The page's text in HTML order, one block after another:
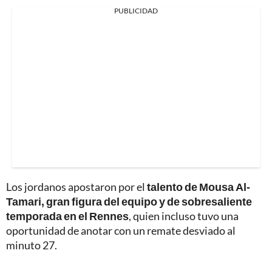
PUBLICIDAD
Los jordanos apostaron por el talento de Mousa Al-
Tamari, gran figura del equipo y de sobresaliente
temporada en el Rennes, quien incluso tuvo una
oportunidad de anotar con un remate desviado al
minuto 27.